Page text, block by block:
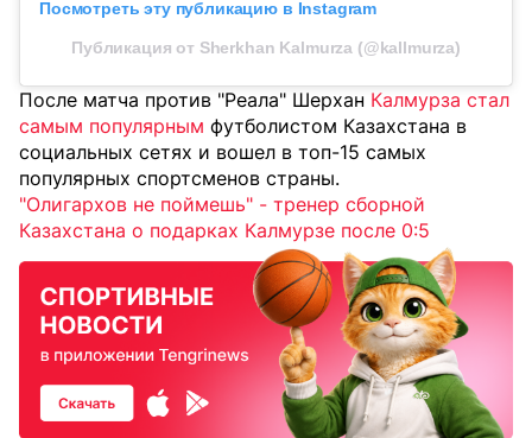
Посмотреть эту публикацию в Instagram
Публикация от Sherkhan Kalmurza (@kallmurza)
После матча против "Реала" Шерхан Калмурза стал
самым популярным футболистом Казахстана в
социальных сетях и вошел в топ-15 самых
популярных спортсменов страны.
"Олигархов не поймешь" - тренер сборной
Казахстана о подарках Калмурзе после 0:5